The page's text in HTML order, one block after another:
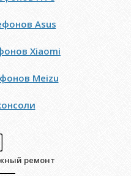
Asus
Xiaomi
Meizu
ремонт